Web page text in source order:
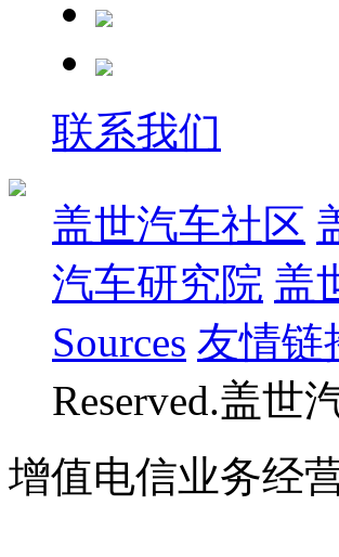
联系我们
盖世汽车社区
汽车研究院 盖
Sources 友情链
Reserved.盖世
增值电信业务经